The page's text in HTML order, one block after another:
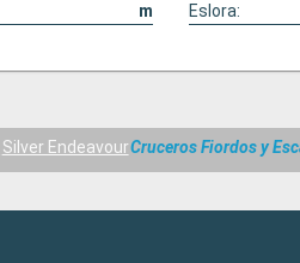
m Eslora:
Silver EndeavourCruceros Fiordos y